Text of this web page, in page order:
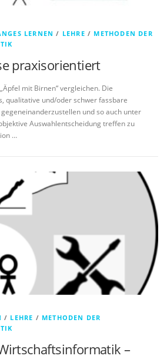
LERNEN / LEHRE / METHODEN DER
praxisorientiert
mit Birnen“ vergleichen. Die
qualitative und/oder schwer fassbare
und so auch unter
Auswahlentscheidung treffen zu
…
/ LEHRE / METHODEN DER
–